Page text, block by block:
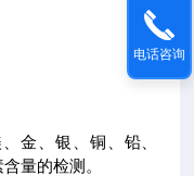
金、银、铜、铅、
量的检测。
电话咨询